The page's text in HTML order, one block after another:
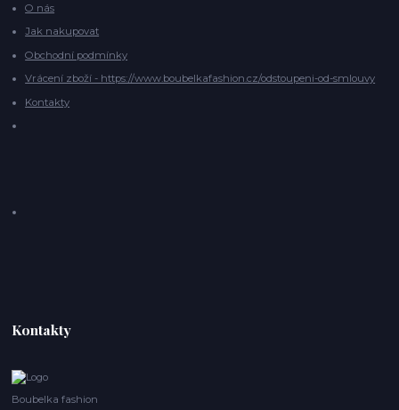
O nás
Jak nakupovat
Obchodní podmínky
Vrácení zboží - https://www.boubelkafashion.cz/odstoupeni-od-smlouvy
Kontakty
Kontakty
Boubelka fashion